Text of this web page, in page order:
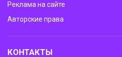
Реклама на сайте
Авторские права
КОНТАКТЫ